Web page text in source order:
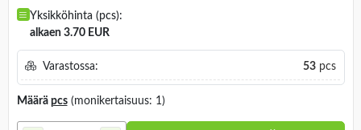
Yksikköhinta (pcs):
alkaen 3.70 EUR
Varastossa: 53pcs
Määrä pcs(monikertaisuus: 1)